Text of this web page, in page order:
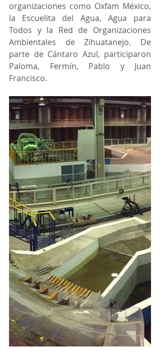
organizaciones como Oxfam México,
la Escuelita del Agua, Agua para
Todos y la Red de Organizaciones
Ambientales de Zihuatanejo. De
parte de Cántaro Azul, participaron
Paloma, Fermín, Pablo y Juan
Francisco.